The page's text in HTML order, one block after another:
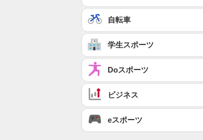
自転車
学生スポーツ
Doスポーツ
ビジネス
eスポーツ